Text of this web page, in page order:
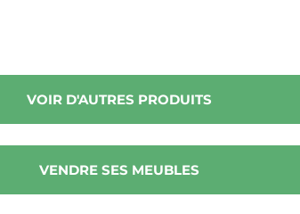
VOIR D'AUTRES PRODUITS
VENDRE SES MEUBLES